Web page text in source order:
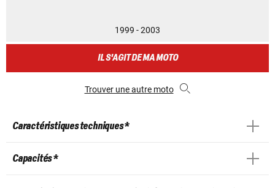
1999 - 2003
IL S'AGIT DE MA MOTO
Trouver une autre moto
Caractéristiques techniques *
Capacités *